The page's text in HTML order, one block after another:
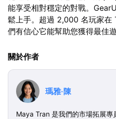
能享受相對穩定的對戰。
鬆上手。超過 2,000 名玩家
們有信心它能幫助您獲得最佳遊
關於作者
瑪雅·陳
Maya Tran 是我們的市場拓展專